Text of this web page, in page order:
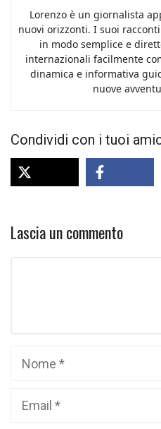
Lorenzo è un giornalista
nuovi orizzonti. I suoi
in modo semplice e
internazionali facilmente
dinamica e informativa
nuove
Condividi con i tuoi
Lascia un commento